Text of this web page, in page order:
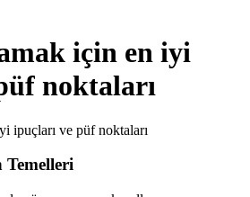
için en iyi
noktaları
ipuçları ve püf noktaları
Temelleri